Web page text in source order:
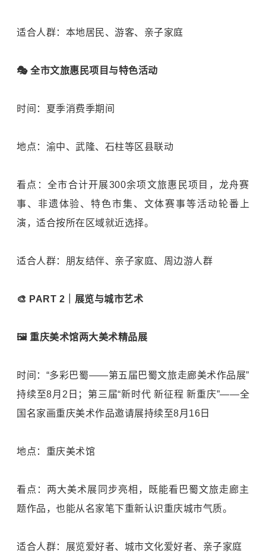
适合人群：本地居民、游客、亲子家庭
🎭 全市文旅惠民项目与特色活动
时间：夏季消费季期间
地点：渝中、武隆、石柱等区县联动
看点：全市合计开展300余项文旅惠民项目，龙舟赛
事、非遗体验、特色市集、文体赛事等活动轮番上
演，适合按所在区域就近选择。
适合人群：朋友结伴、亲子家庭、周边游人群
🎨 PART 2｜展览与城市艺术
🖼️ 重庆美术馆两大美术精品展
时间：“多彩巴蜀——第五届巴蜀文旅走廊美术作品展”
持续至8月2日；第三届“新时代 新征程 新重庆”——全
国名家画重庆美术作品邀请展持续至8月16日
地点：重庆美术馆
看点：两大美术展同步亮相，既能看巴蜀文旅走廊主
题作品，也能从名家笔下重新认识重庆城市气质。
适合人群：展览爱好者、城市文化爱好者、亲子家庭